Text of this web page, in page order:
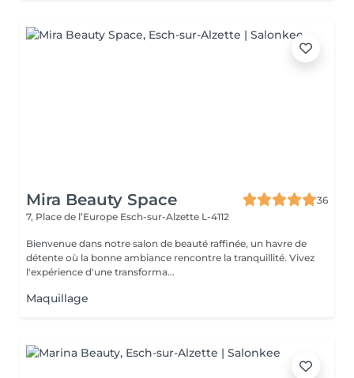
Mira Beauty Space
36
7, Place de l’Europe Esch-sur-Alzette L-4112
Bienvenue dans notre salon de beauté raffinée, un havre de
détente où la bonne ambiance rencontre la tranquillité. Vivez
l'expérience d'une transforma...
Maquillage